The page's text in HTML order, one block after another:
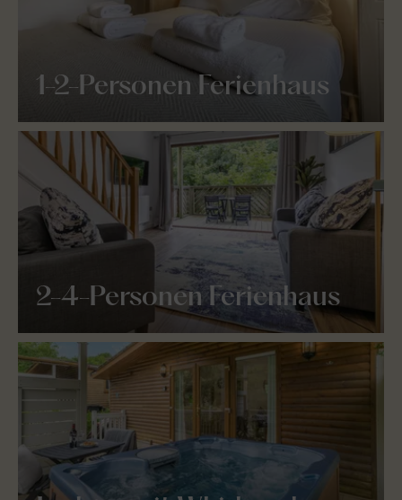
1-2-Personen Ferienhaus
2-4-Personen Ferienhaus